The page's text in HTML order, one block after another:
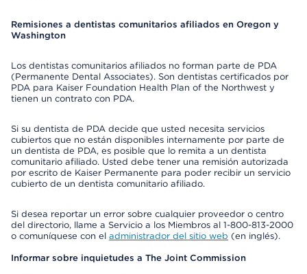
Remisiones a dentistas comunitarios afiliados en Oregon y
Washington
Los dentistas comunitarios afiliados no forman parte de PDA
(Permanente Dental Associates). Son dentistas certificados por
PDA para Kaiser Foundation Health Plan of the Northwest y
tienen un contrato con PDA.
Si su dentista de PDA decide que usted necesita servicios
cubiertos que no están disponibles internamente por parte de
un dentista de PDA, es posible que lo remita a un dentista
comunitario afiliado. Usted debe tener una remisión autorizada
por escrito de Kaiser Permanente para poder recibir un servicio
cubierto de un dentista comunitario afiliado.
Si desea reportar un error sobre cualquier proveedor o centro
del directorio, llame a Servicio a los Miembros al 1-800-813-2000
o comuníquese con el administrador del sitio web (en inglés).
Informar sobre inquietudes a The Joint Commission